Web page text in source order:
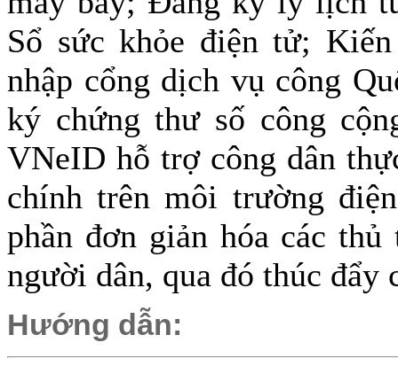
Sổ sức khỏe điện tử;
nhập cổng dịch vụ công
ký chứng thư số công
VNeID hỗ trợ công dân
chính trên môi trường
phần đơn giản hóa các
người dân, qua đó thúc đẩy
Hướng dẫn: